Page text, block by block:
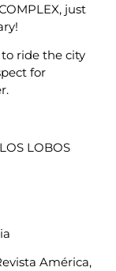
just
ride the city
for
LOBOS
América,